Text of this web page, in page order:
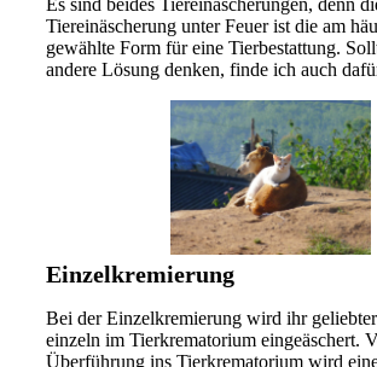
Es sind beides Tiereinäscherungen, denn
Tiereinäscherung unter Feuer ist die am
gewählte Form für eine Tierbestattung.
andere Lösung denken, finde ich auch
Einzelkremierung
Bei der Einzelkremierung wird ihr
einzeln im Tierkrematorium eingeäschert.
Überführung ins Tierkrematorium wird